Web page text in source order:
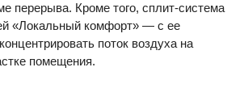
перерыва. Кроме того, сплит-система
«Локальный комфорт» — с ее
поток воздуха на
помещения.